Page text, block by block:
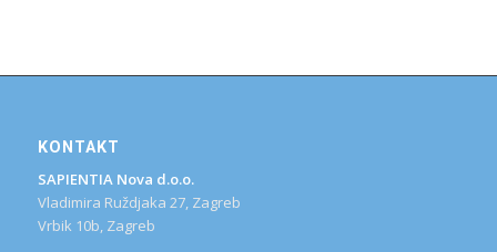
KONTAKT
SAPIENTIA Nova d.o.o.
Vladimira Ruždjaka 27, Zagreb
Vrbik 10b, Zagreb